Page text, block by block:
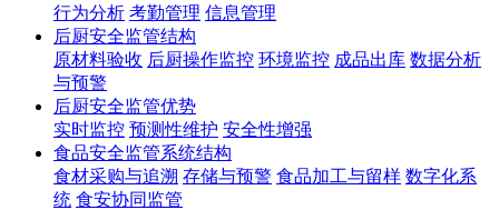
行为分析 考勤管理 信息管理
后厨安全监管结构
原材料验收 后厨操作监控 环境监控 成品出库 数据分析
与预警
后厨安全监管优势
实时监控 预测性维护 安全性增强
食品安全监管系统结构
食材采购与追溯 存储与预警 食品加工与留样 数字化系
统 食安协同监管